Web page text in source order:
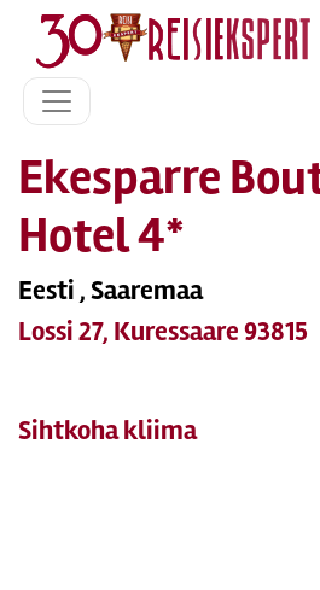
Ekesparre
Hotel 4*
Eesti , Saaremaa
Lossi 27, Kuressaare 93815
Sihtkoha kliima